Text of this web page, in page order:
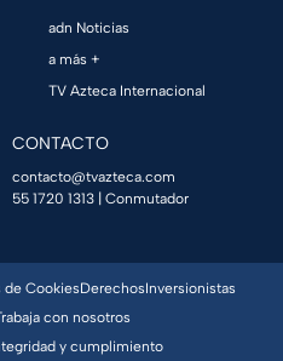
adn Noticias
a más +
TV Azteca Internacional
CONTACTO
contacto@tvazteca.com
55 1720 1313 | Conmutador
de CookiesDerechosInversionistas
con nosotros
y cumplimiento